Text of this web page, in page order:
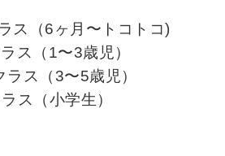
（6ヶ月〜トコトコ)
ス（1〜3歳児）
ス（3〜5歳児）
ス（小学生）